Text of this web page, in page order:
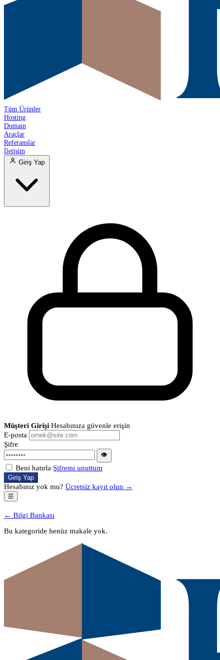
Tüm Ürünler
Hosting
Domain
Araçlar
Referanslar
İletişim
Giriş Yap
Müşteri Girişi Hesabınıza güvenle erişin
E-posta
Şifre
👁
Beni hatırla Şifremi unuttum
Giriş Yap
Hesabınız yok mu? Ücretsiz kayıt olun →
☰
← Bilgi Bankası
Bu kategoride henüz makale yok.